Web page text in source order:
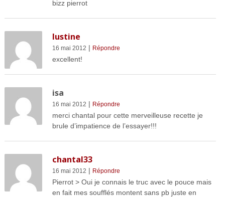
bizz pierrot
lustine
16 mai 2012 | Répondre
excellent!
isa
16 mai 2012 | Répondre
merci chantal pour cette merveilleuse recette je
brule d’impatience de l’essayer!!!
chantal33
16 mai 2012 | Répondre
Pierrot > Oui je connais le truc avec le pouce mais
en fait mes soufflés montent sans pb juste en